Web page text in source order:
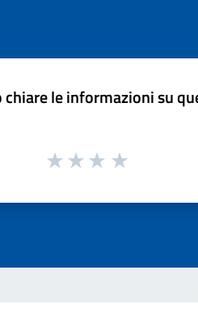
chiare le informazioni su